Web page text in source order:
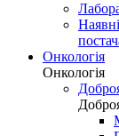
Онкологія
Онкологія